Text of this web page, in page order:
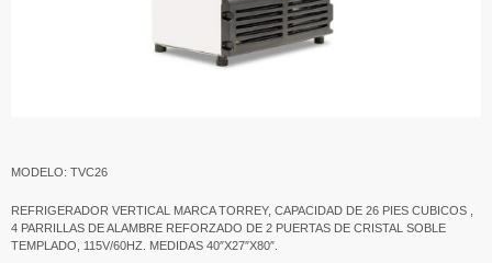
MODELO: TVC26
REFRIGERADOR VERTICAL MARCA TORREY, CAPACIDAD DE 26 PIES CUBICOS ,
4 PARRILLAS DE ALAMBRE REFORZADO DE 2 PUERTAS DE CRISTAL SOBLE
TEMPLADO, 115V/60HZ. MEDIDAS 40″X27″X80″.